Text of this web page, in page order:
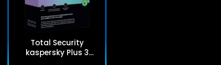
Total Security
kaspersky Plus 3